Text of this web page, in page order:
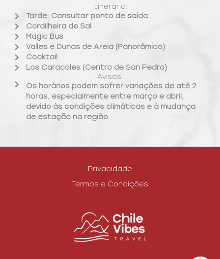
Itinerário:
Tarde: Consultar ponto de saída
Cordilheira de Sal
Magic Bus
Valles e Dunas de Areia (Panorâmico)
Cocktail
Los Caracoles (Centro de San Pedro)
Avisos:
Os horários podem sofrer variações de até 2
horas, especialmente entre março e abril,
devido às condições climáticas e à mudança
de estação na região.
Privacidade
Termos e Condições